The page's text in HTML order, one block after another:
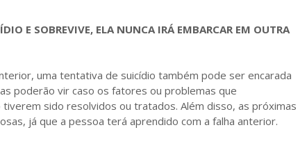
E SOBREVIVE, ELA NUNCA IRÁ EMBARCAR EM OUTRA
uma tentativa de suicídio também pode ser encarada
poderão vir caso os fatores ou problemas que
sido resolvidos ou tratados. Além disso, as próximas
já que a pessoa terá aprendido com a falha anterior.